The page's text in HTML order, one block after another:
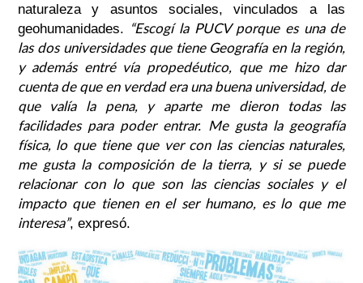
naturaleza y asuntos sociales, vinculados a las
geohumanidades. “Escogí la PUCV porque es una de
las dos universidades que tiene Geografía en la región,
y además entré vía propedéutico, que me hizo dar
cuenta de que en verdad era una buena universidad, de
que valía la pena, y aparte me dieron todas las
facilidades para poder entrar. Me gusta la geografía
física, lo que tiene que ver con las ciencias naturales,
me gusta la composición de la tierra, y si se puede
relacionar con lo que son las ciencias sociales y el
impacto que tienen en el ser humano, es lo que me
interesa”, expresó.